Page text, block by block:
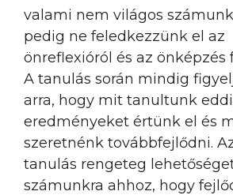
valami nem világos
pedig ne feledkezzünk el az
önreflexióról és az önképzés
A tanulás során mindig
arra, hogy mit tanultunk
eredményeket értünk el és
szeretnénk továbbfejlődni.
tanulás rengeteg
számunkra ahhoz, hogy